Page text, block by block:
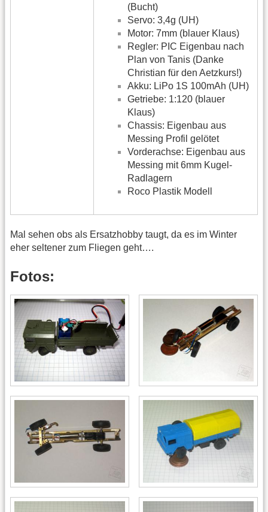
(Bucht)
Servo: 3,4g (UH)
Motor: 7mm (blauer Klaus)
Regler: PIC Eigenbau nach
Plan von Tanis (Danke
Christian für den Aetzkurs!)
Akku: LiPo 1S 100mAh (UH)
Getriebe: 1:120 (blauer
Klaus)
Chassis: Eigenbau aus
Messing Profil gelötet
Vorderachse: Eigenbau aus
Messing mit 6mm Kugel-
Radlagern
Roco Plastik Modell
Mal sehen obs als Ersatzhobby taugt, da es im Winter
eher seltener zum Fliegen geht….
Fotos: